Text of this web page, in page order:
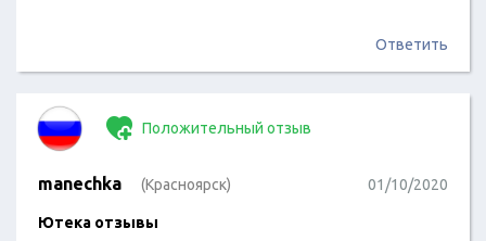
Ответить
Положительный отзыв
manechka (Красноярск) 01/10/2020
Ютека отзывы